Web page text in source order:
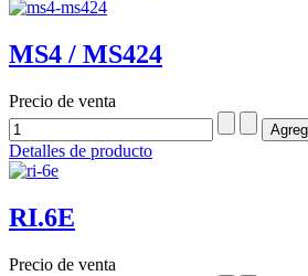
MS4 / MS424
Precio de venta
Detalles de producto
RI.6E
Precio de venta